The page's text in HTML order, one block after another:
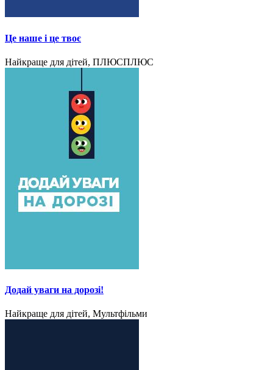
Це наше і це твоє
Найкраще для дітей, ПЛЮСПЛЮС
Додай уваги на дорозі!
Найкраще для дітей, Мультфільми